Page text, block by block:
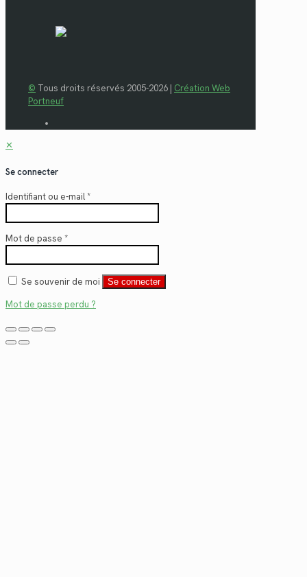
© Tous droits réservés 2005-2026 | Création Web
Portneuf
✕
Se connecter
Identifiant ou e-mail*
Mot de passe *
Se souvenir de moi Se connecter
Mot de passe perdu ?